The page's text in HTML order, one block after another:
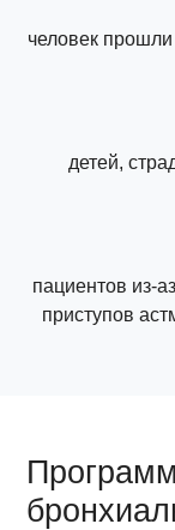
человек прошли
детей,
пациентов из-
приступов